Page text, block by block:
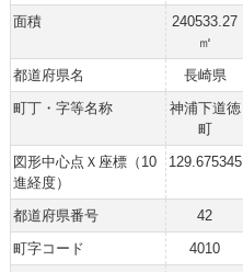
面積
240533.27
㎡
都道府県名
長崎県
町丁・字等名称
神浦下道徳
町
図形中心点Ｘ座標（10
進経度）
129.675345
都道府県番号 42
町字コード
4010